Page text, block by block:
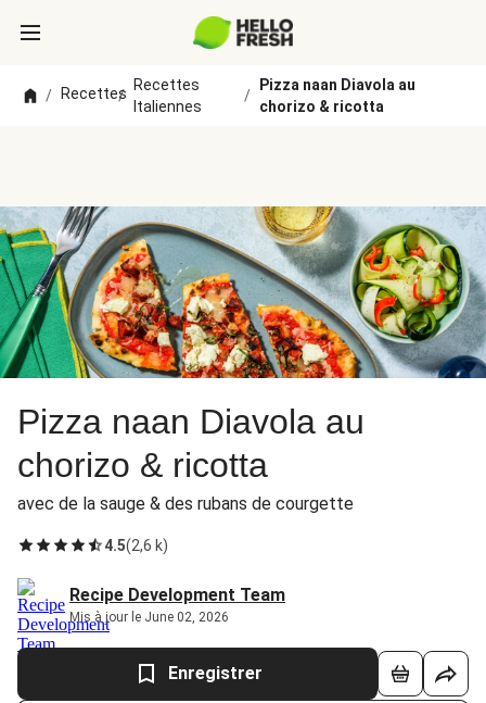
/ Recettes
/
Recettes
Italiennes
/
Pizza naan Diavola au
chorizo & ricotta
Pizza naan Diavola au
chorizo & ricotta
avec de la sauge & des rubans de courgette
4.5(2,6 k)
Recipe Development Team
Mis à jour le June 02, 2026
Enregistrer